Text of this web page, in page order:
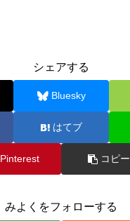
シェアする
Bluesky
はてブ
Pinterest コピー
みよくをフォローする